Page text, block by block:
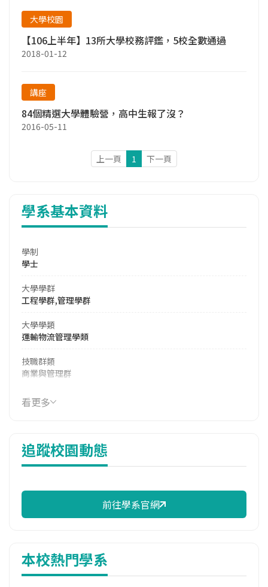
大學校園
【106上半年】13所大學校務評鑑，5校全數通過
2018-01-12
講座
84個精選大學體驗營，高中生報了沒？
2016-05-11
上一頁 1 下一頁
學系基本資料
學制
學士
大學學群
工程學群,管理學群
大學學類
運輸物流管理學類
技職群類
商業與管理群
114年學費
39,040 元/學期
8,230 元/學期
114年註冊率
113學年度上學期
學系電話
(02)26212121
看更多
追蹤校園動態
前往學系官網
本校熱門學系